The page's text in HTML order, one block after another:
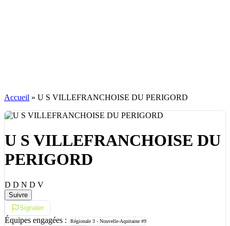
Accueil » U S VILLEFRANCHOISE DU PERIGORD
U S VILLEFRANCHOISE DU
PERIGORD
D D N D V
Suivre
Signaler
Équipes engagées : Régionale 3 - Nouvelle-Aquitaine #9